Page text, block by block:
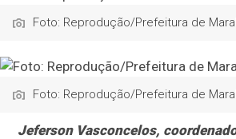
Foto: Reprodução/Prefeitura de
Foto: Reprodução/Prefeitura de
Jeferson Vasconcelos,